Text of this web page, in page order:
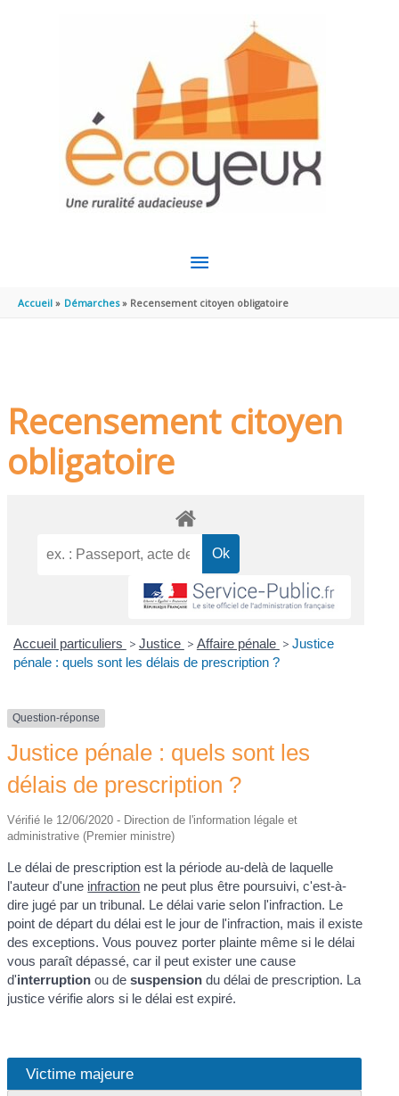
MENU
PRINCIPAL
Accueil Démarches Recensement citoyen obligatoire
Recensement citoyen
obligatoire
Accueil particuliers > Justice > Affaire pénale > Justice
pénale : quels sont les délais de prescription ?
Question-réponse
Justice pénale : quels sont les
délais de prescription ?
Vérifié le 12/06/2020 - Direction de l'information légale et
administrative (Premier ministre)
Le délai de prescription est la période au-delà de laquelle
l'auteur d'une infraction ne peut plus être poursuivi, c'est-à-
dire jugé par un tribunal. Le délai varie selon l'infraction. Le
point de départ du délai est le jour de l'infraction, mais il existe
des exceptions. Vous pouvez porter plainte même si le délai
vous paraît dépassé, car il peut exister une cause
d'interruption ou desuspension du délai de prescription. La
justice vérifie alors si le délai est expiré.
Victime majeure